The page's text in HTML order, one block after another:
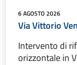
6 AGOSTO 2026
Via Vittorio
Intervento di
orizzontale in